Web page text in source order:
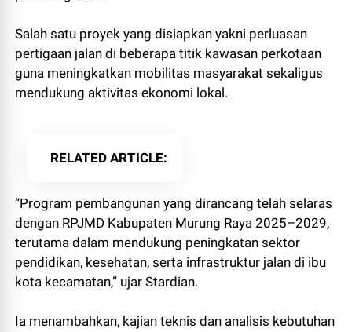
Salah satu proyek yang disiapkan yakni perluasan
pertigaan jalan di beberapa titik kawasan perkotaan
guna meningkatkan mobilitas masyarakat sekaligus
mendukung aktivitas ekonomi lokal.
RELATED ARTICLE
“Program pembangunan yang dirancang telah selaras
dengan RPJMD Kabupaten Murung Raya 2025–2029,
terutama dalam mendukung peningkatan sektor
pendidikan, kesehatan, serta infrastruktur jalan di ibu
kota kecamatan,” ujar Stardian.
Ia menambahkan, kajian teknis dan analisis kebutuhan